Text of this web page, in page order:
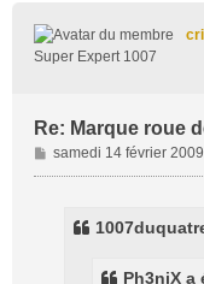
Super Expert 1007
Re: Marque roue
M
e
samedi 14 février
Ph3niX a